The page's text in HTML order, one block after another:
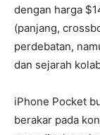
dengan harga
(panjang,
perdebatan,
dan sejarah
iPhone Pocket
berakar pada